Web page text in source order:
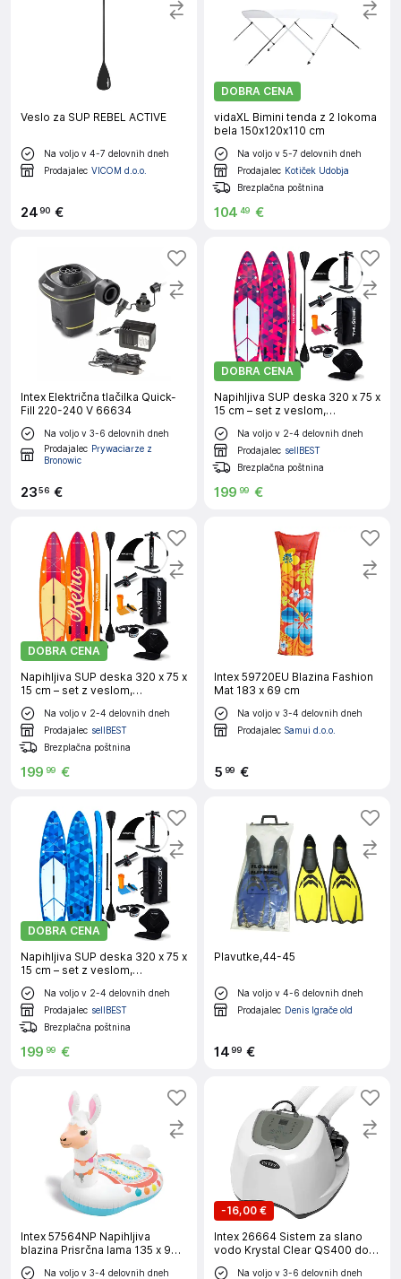
Veslo za SUP REBEL ACTIVE
Na voljo v 4-7 delovnih dneh
Prodajalec VICOM d.o.o.
2490 €
DOBRA CENA
vidaXL Bimini tenda z 2 lokoma
bela 150x120x110 cm
Na voljo v 5-7 delovnih dneh
Prodajalec Kotiček Udobja
Brezplačna poštnina
104 49 €
Intex Električna tlačilka Quick-
Fill 220-240 V 66634
Na voljo v 3-6 delovnih dneh
Prodajalec Prywaciarze z
Bronowic
2356 €
DOBRA CENA
Napihljiva SUP deska 320 x 75 x
15 cm – set z veslom,
sedežem, torbo in pumpko
THUNDER® VOLCA
Na voljo v 2-4 delovnih dneh
Prodajalec sellBEST
Brezplačna poštnina
199 99 €
DOBRA CENA
Napihljiva SUP deska 320 x 75 x
15 cm – set z veslom,
sedežem, torbo in pumpko
THUNDER® RETRO
Na voljo v 2-4 delovnih dneh
Prodajalec sellBEST
Brezplačna poštnina
199 99 €
Intex 59720EU Blazina Fashion
Mat 183 x 69 cm
Na voljo v 3-4 delovnih dneh
Prodajalec Samui d.o.o.
5 99 €
DOBRA CENA
Napihljiva SUP deska 320 x 75 x
15 cm – set z veslom,
sedežem, torbo in pumpko
THUNDER® NION
Na voljo v 2-4 delovnih dneh
Prodajalec sellBEST
Brezplačna poštnina
199 99 €
Plavutke,44-45
Na voljo v 4-6 delovnih dneh
Prodajalec Denis Igrače old
1499 €
Intex 57564NP Napihljiva
blazina Prisrčna lama 135 x 94 x
112 cm
Na voljo v 3-4 delovnih dneh
-16,00 €
Intex 26664 Sistem za slano
vodo Krystal Clear QS400 do
17,4 m³
Na voljo v 3-6 delovnih dneh